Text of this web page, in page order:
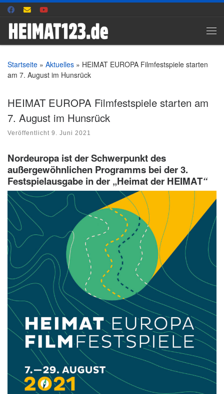
Zum Inhalt springen
Startseite » Aktuelles » HEIMAT EUROPA Filmfestspiele starten
am 7. August im Hunsrück
HEIMAT EUROPA Filmfestspiele starten am
7. August im Hunsrück
Veröffentlicht 9. Juni 2021
Nordeuropa ist der Schwerpunkt des
außergewöhnlichen Programms bei der 3.
Festspielausgabe in der „Heimat der HEIMAT“